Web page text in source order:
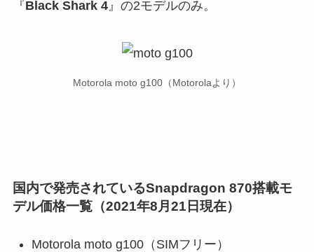
『Black Shark 4』の2モデルのみ。
Motorola moto g100（Motorolaより）
国内で発売されているSnapdragon 870搭載モ
デル価格一覧（2021年8月21日現在）
Motorola moto g100（SIMフリー）